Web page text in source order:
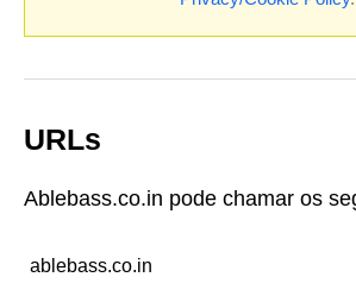
URLs
Ablebass.co.in pode chamar os
ablebass.co.in